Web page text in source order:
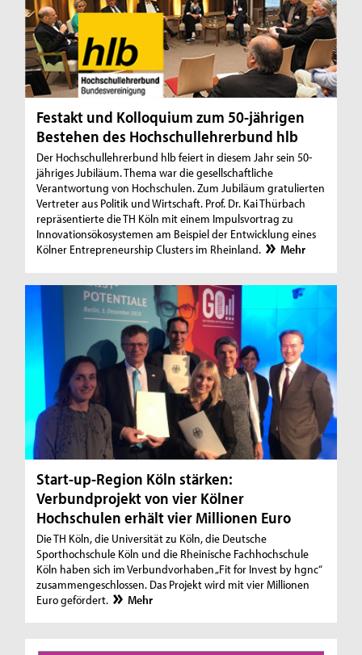
Festakt und Kolloquium zum 50-jährigen
Bestehen des Hochschullehrerbund hlb
Der Hochschullehrerbund hlb feiert in diesem Jahr sein 50-
jähriges Jubiläum. Thema war die gesellschaftliche
Verantwortung von Hochschulen. Zum Jubiläum gratulierten
Vertreter aus Politik und Wirtschaft. Prof. Dr. Kai Thürbach
repräsentierte die TH Köln mit einem Impulsvortrag zu
Innovationsökosystemen am Beispiel der Entwicklung eines
Kölner Entrepreneurship Clusters im Rheinland.
Mehr
Start-up-Region Köln stärken:
Verbundprojekt von vier Kölner
Hochschulen erhält vier Millionen Euro
Die TH Köln, die Universität zu Köln, die Deutsche
Sporthochschule Köln und die Rheinische Fachhochschule
Köln haben sich im Verbundvorhaben „Fit for Invest by hgnc“
zusammengeschlossen. Das Projekt wird mit vier Millionen
Euro gefördert.
Mehr